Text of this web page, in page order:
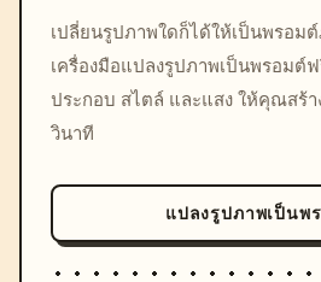
c,
เปลี่ยนรูปภาพใดก็ได้ให้เป็นพรอม
เครื่องมือแปลงรูปภาพเป็นพรอมต์ฟ
ประกอบ สไตล์ และแสง ให้คุณสร้า
วินาที
แปลงรูปภาพเป็นพ